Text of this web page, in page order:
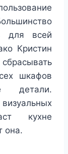
для всей
Кристин
шкафов
детали.
кухне
она.